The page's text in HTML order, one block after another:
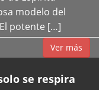
modelo del
potente […]
Ver más
se respira